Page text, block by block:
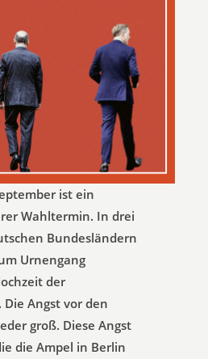
ist ein
Wahltermin. In drei
Bundesländern
Urnengang
der
Angst vor den
groß. Diese Angst
die Ampel in Berlin